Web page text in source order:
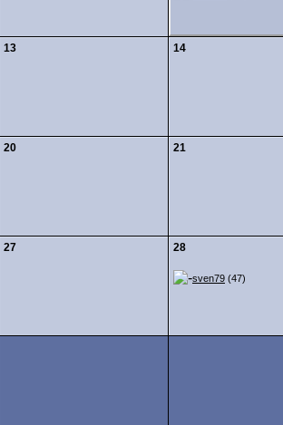
13 14
20 21
27 28
sven79 (47)